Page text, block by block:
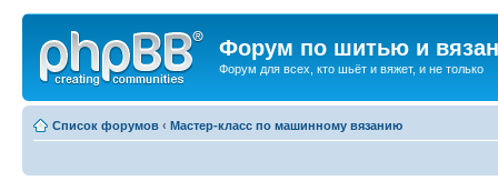
Форум по шитью и
Форум для всех, кто шьёт и вяжет, и не только
Список форумов ‹ Мастер-класс по машинному вязанию